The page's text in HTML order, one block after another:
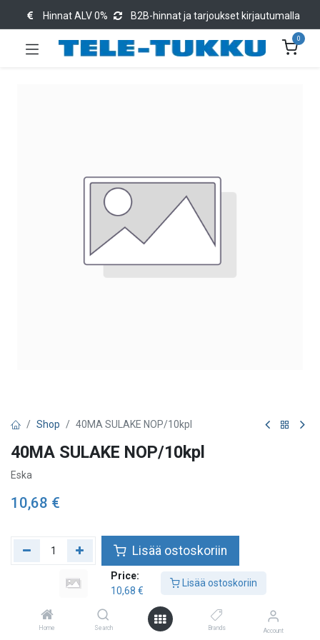
Price:
10,68 €
Lisää ostoskoriin
Home Search Brands Account
Hinnat ALV 0% B2B-hinnat ja tarjoukset kirjautumalla
0
Shop 40MA SULAKE NOP/10kpl
40MA SULAKE NOP/10kpl
Eska
10,68 €
Lisää ostoskoriin
Lisää toivelistalle